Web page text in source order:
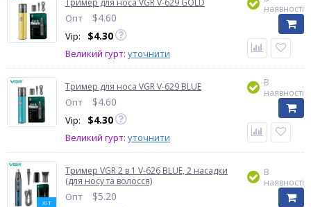
Тример для носа VGR V-629 GOLD
Опт $4.60
Vip: $4.30
Великий гурт: уточнити
наявності
Тример для носа VGR V-629 BLUE
Опт $4.60
Vip: $4.30
Великий гурт: уточнити
В
наявності
ХІТ
Тример VGR 2 в 1 V-626 BLUE, 2 насадки
(для носу та волосся)
Опт $5.20
В
наявності